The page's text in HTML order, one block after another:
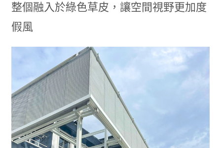
整個融入於綠色草皮，讓空間視野更加度
假風